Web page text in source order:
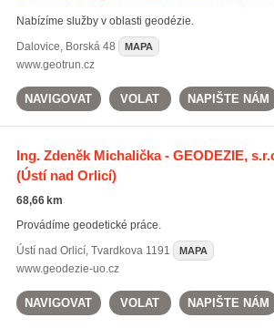
Nabízíme služby v oblasti geodézie.
Dalovice, Borská 48 MAPA
www.geotrun.cz
NAVIGOVAT VOLAT NAPIŠTE NÁM
Ing. Zdeněk Michalička - GEODEZIE,
(Ústí nad Orlicí)
68,66 km
Provádíme geodetické práce.
Ústí nad Orlicí, Tvardkova 1191 MAPA
www.geodezie-uo.cz
NAVIGOVAT VOLAT NAPIŠTE NÁM